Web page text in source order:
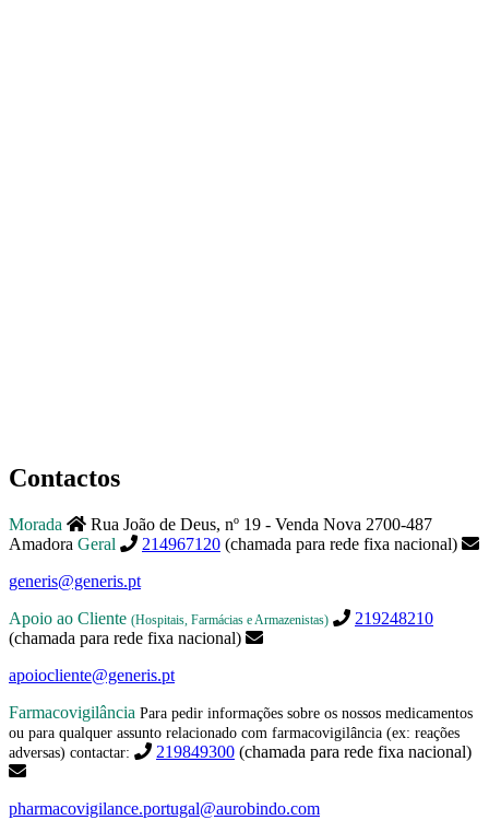
Contactos
Morada
Rua João de Deus, nº 19 - Venda Nova 2700-487
Amadora Geral 214967120 (chamada para rede fixa nacional)
generis@generis.pt
Apoio ao Cliente (Hospitais, Farmácias e Armazenistas)
219248210
(chamada para rede fixa nacional)
apoiocliente@generis.pt
Farmacovigilância Para pedir informações sobre os nossos medicamentos
ou para qualquer assunto relacionado com farmacovigilância (ex: reações
adversas) contactar:
219849300 (chamada para rede fixa nacional)
pharmacovigilance.portugal@aurobindo.com